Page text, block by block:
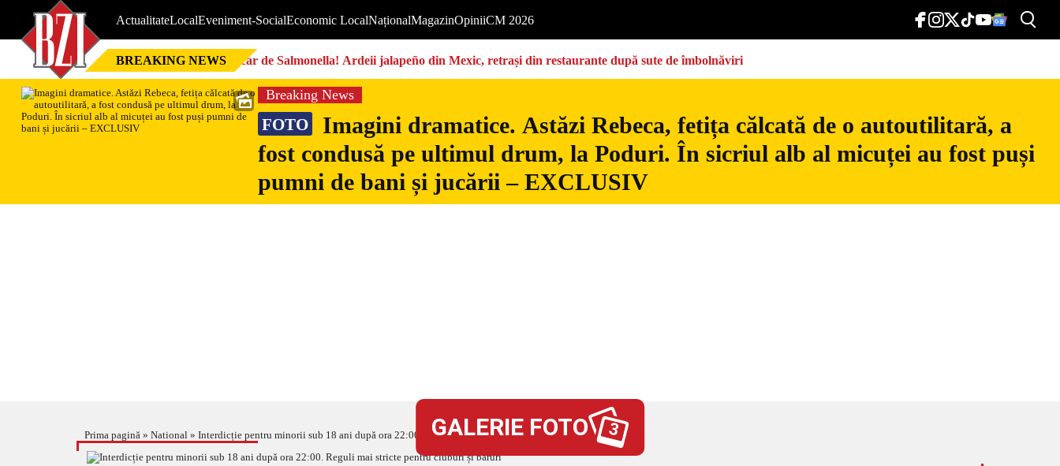
ActualitateLocalEveniment-SocialEconomic LocalNaționalMagazinOpiniiCM 2026
BREAKING NEWS Focar de Salmonella! Ardeii jalapeño din Mexic, retrași din restaurante după sute de îmbolnăviri
Breaking News
FOTO
Imagini dramatice. Astăzi Rebeca, fetița călcată de o autoutilitară, a
fost condusă pe ultimul drum, la Poduri. În sicriul alb al micuței au fost puși
pumni de bani și jucării – EXCLUSIV
Prima pagină » National » Interdicție pentru minorii sub 18 ani după ora 22:00. Reguli mai stricte pentru cluburi și baruri
GALERIE FOTO 3